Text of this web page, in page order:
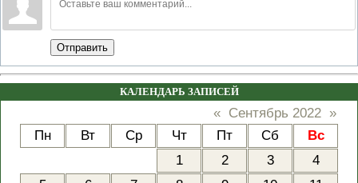
Отправить
КАЛЕНДАРЬ ЗАПИСЕЙ
« Сентябрь 2022 »
Пн
Вт Ср Чт Пт Сб
Вс
1
2 3
4